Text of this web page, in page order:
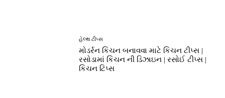
હેલ્થ ટીપ્સ
મોડર્રન કિચન બનાવવા માટે કિચન ટીપ્સ |
રસોડામાં કિચન ની ડિઝાઇન | રસોઈ ટીપ્સ |
કિચન ટિપ્સ